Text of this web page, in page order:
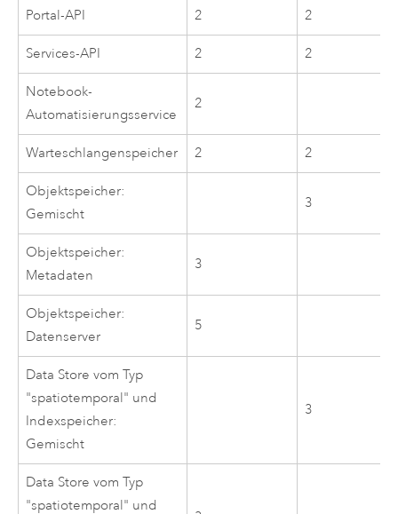
Portal-API 2 2
Services-API 2 2
Notebook-
Automatisierungsservice
2
Warteschlangenspeicher 2 2
Objektspeicher:
Gemischt
3
Objektspeicher:
Metadaten
3
Objektspeicher:
Datenserver
5
Data Store vom Typ
"spatiotemporal" und
Indexspeicher:
Gemischt
3
Data Store vom Typ
"spatiotemporal" und